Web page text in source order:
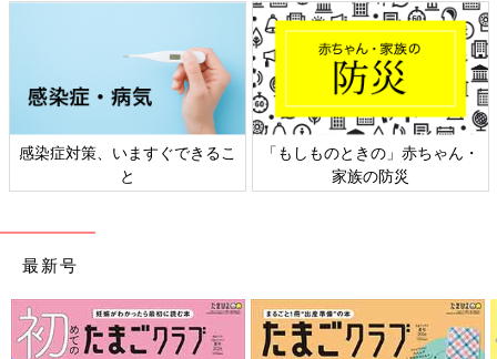
感染症対策、いますぐできるこ
と
「もしものときの」赤ちゃん・
家族の防災
最新号